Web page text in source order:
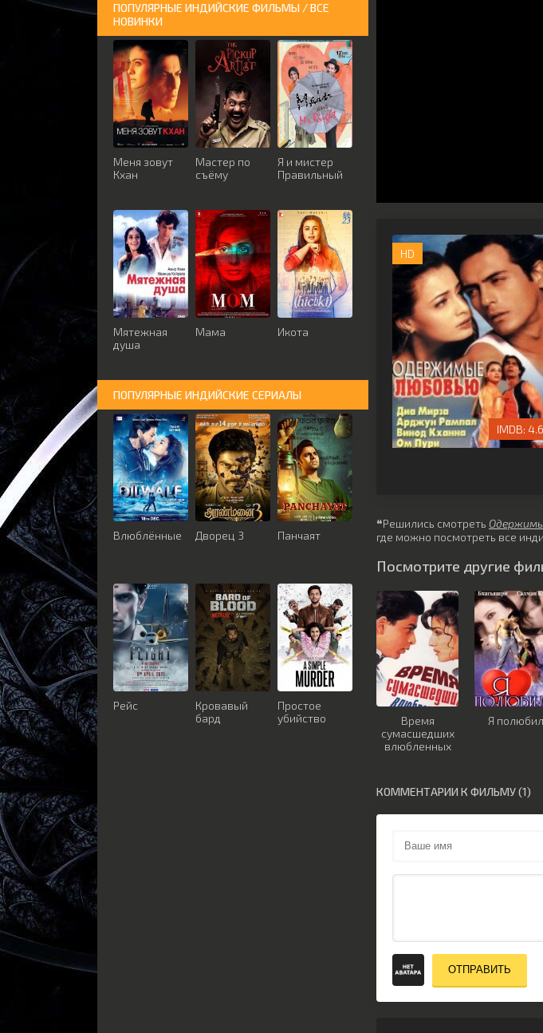
HD
4.6
❝Решились смотреть
где можно посмотреть все
Посмотрите другие
Время
сумасшедших
влюбленных
Я полюбил
КОММЕНТАРИИ К ФИЛЬМУ (1)
ОТПРАВИТЬ
ПОПУЛЯРНЫЕ ИНДИЙСКИЕ ФИЛЬМЫ / ВСЕ
НОВИНКИ
Меня зовут
Кхан
Мастер по
съёму
Я и мистер
Правильный
Мятежная
душа
Мама Икота
ПОПУЛЯРНЫЕ ИНДИЙСКИЕ СЕРИАЛЫ
Влюблённые Дворец 3 Панчаят
Рейс
Кровавый
бард
Простое
убийство